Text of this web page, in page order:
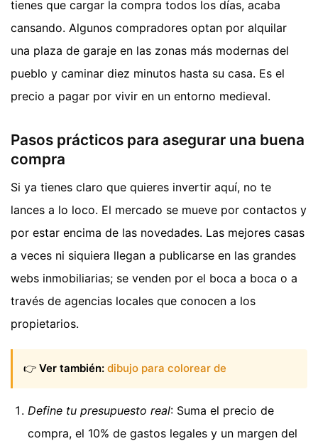
tienes que cargar la compra todos los días, acaba
cansando. Algunos compradores optan por alquilar
una plaza de garaje en las zonas más modernas del
pueblo y caminar diez minutos hasta su casa. Es el
precio a pagar por vivir en un entorno medieval.
Pasos prácticos para asegurar una buena
compra
Si ya tienes claro que quieres invertir aquí, no te
lances a lo loco. El mercado se mueve por contactos y
por estar encima de las novedades. Las mejores casas
a veces ni siquiera llegan a publicarse en las grandes
webs inmobiliarias; se venden por el boca a boca o a
través de agencias locales que conocen a los
propietarios.
👉 Ver también: dibujo para colorear de
Define tu presupuesto real: Suma el precio de
compra, el 10% de gastos legales y un margen del